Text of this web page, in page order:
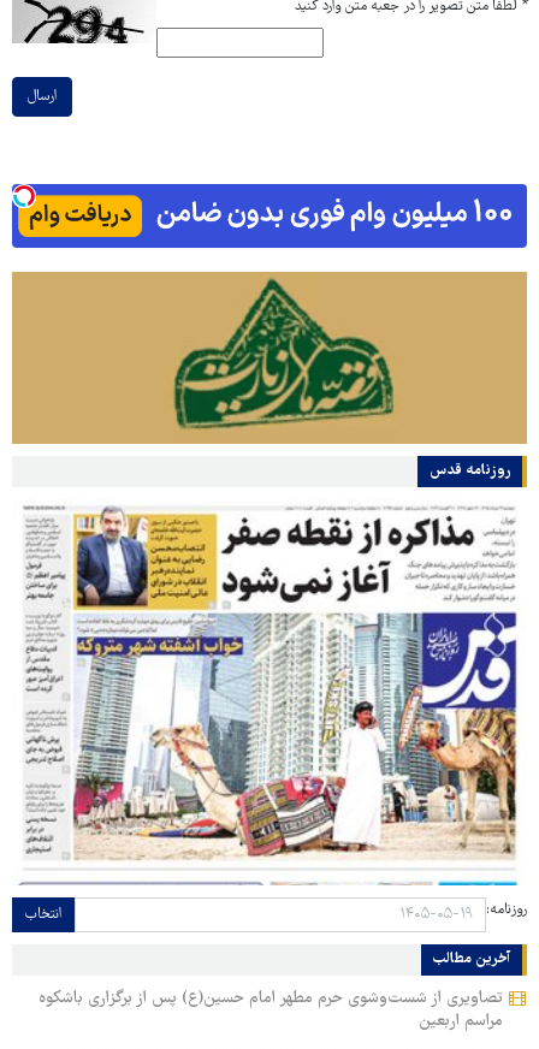
* لطفا متن تصویر را در جعبه متن وارد کنید
ارسال
روزنامه قدس
روزنامه: انتخاب
آخرین مطالب
تصاویری از شست‌وشوی حرم مطهر امام حسین(ع) پس از برگزاری باشکوه
مراسم اربعین